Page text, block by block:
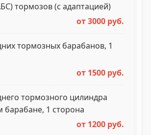
тормозов (с адаптацией)
от 3000 руб.
тормозных барабанов, 1
от 1500 руб.
тормозного цилиндра
барабане, 1 сторона
от 1200 руб.